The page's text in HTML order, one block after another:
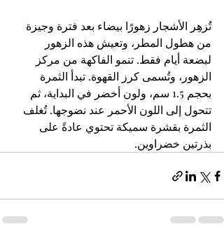
تُزهِر الأشجار زهورًا بيضاء بعد فترة وجيزة
من هطول المطر، وتعيش هذه الزهور
لبضعة أيام فقط. تنمو الفاكهة من مركز
الزهور، وتُسمى كرز القهوة. تبدأ الثمرة
بحجم 1.5 سم، ولون أخضر في البداية، ثم
تتحول إلى اللون الأحمر عند نضوجها. تُغلف
الثمرة بقشرة سميكة تحتوي عادةً على
بذرتين خضراوين.